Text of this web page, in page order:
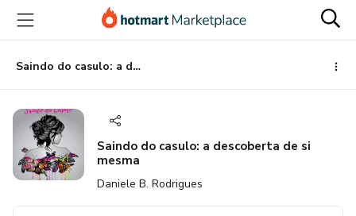
para
conteúdo
principal
para
pagamento
para
rodapé
Saindo do casulo: a descoberta de si mesma
Saindo do casulo: a descoberta de si
mesma
Daniele B. Rodrigues